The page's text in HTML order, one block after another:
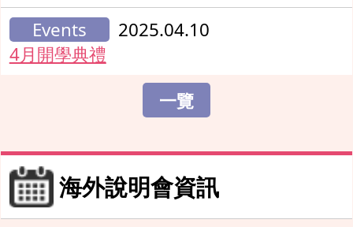
Events
2025.04.10
4月開學典禮
一覽
海外說明會資訊